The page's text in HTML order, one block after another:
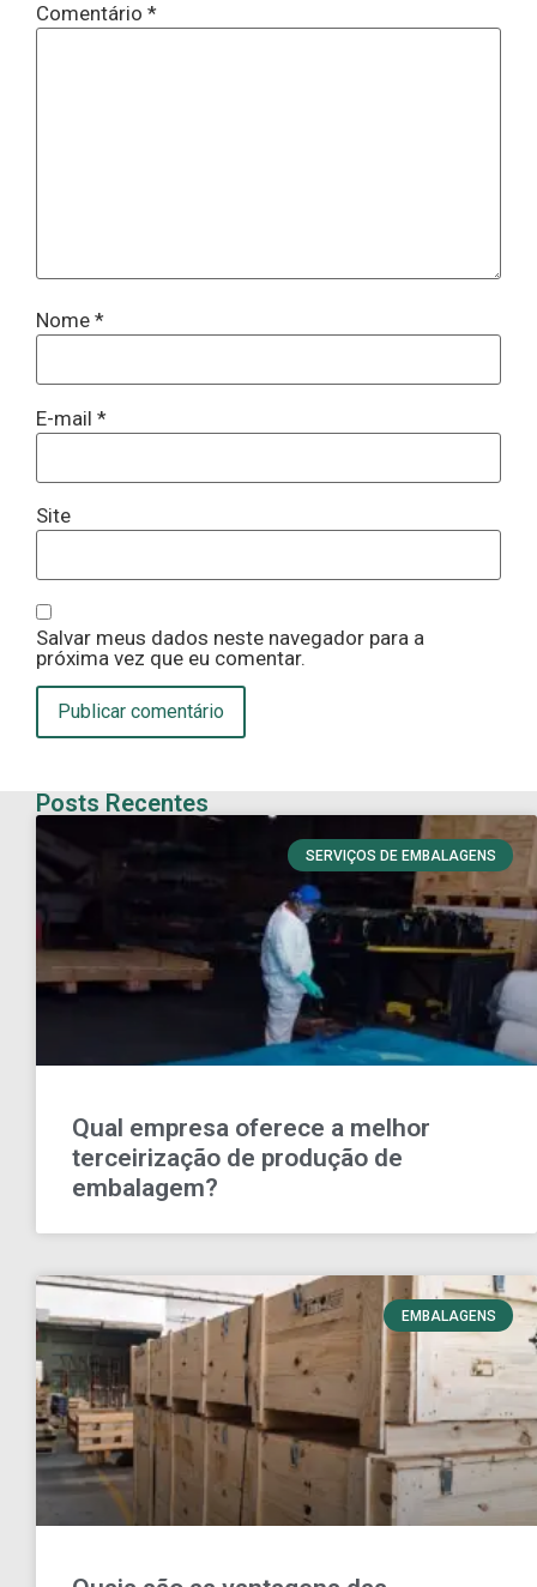
Comentário *
Nome *
E-mail *
Site
Salvar meus dados neste navegador para a
próxima vez que eu comentar.
Posts Recentes
SERVIÇOS DE EMBALAGENS
Qual empresa oferece a melhor
terceirização de produção de
embalagem?
EMBALAGENS